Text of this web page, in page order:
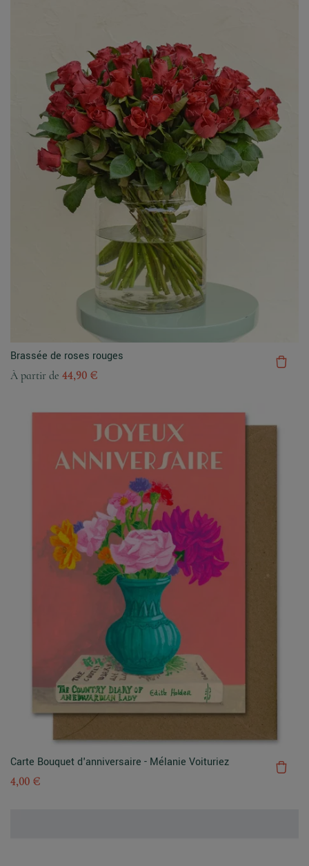
Brassée de roses rouges
À partir de 44,90 €
Carte Bouquet d'anniversaire - Mélanie Voituriez
4,00 €